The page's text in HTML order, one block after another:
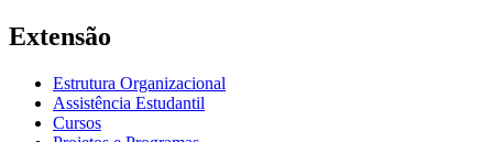
Extensão
Estrutura Organizacional
Assistência Estudantil
Cursos